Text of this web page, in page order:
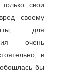
свои
своему
для
очень
в
бы